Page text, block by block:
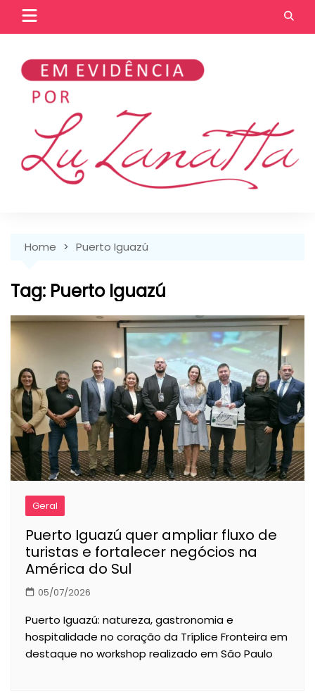
Home Puerto Iguazú
Tag: Puerto Iguazú
Geral
Puerto Iguazú quer ampliar fluxo de
turistas e fortalecer negócios na
América do Sul
05/07/2026
Puerto Iguazú: natureza, gastronomia e
hospitalidade no coração da Tríplice Fronteira em
destaque no workshop realizado em São Paulo